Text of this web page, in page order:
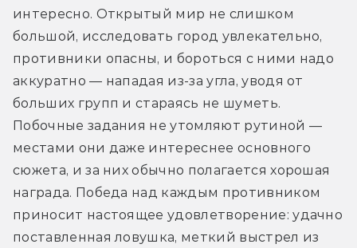
интересно. Открытый мир не слишком
большой, исследовать город увлекательно,
противники опасны, и бороться с ними надо
аккуратно — нападая из-за угла, уводя от
больших групп и стараясь не шуметь.
Побочные задания не утомляют рутиной —
местами они даже интереснее основного
сюжета, и за них обычно полагается хорошая
награда. Победа над каждым противником
приносит настоящее удовлетворение: удачно
поставленная ловушка, меткий выстрел из